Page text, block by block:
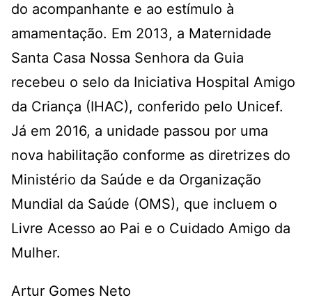
do acompanhante e ao estímulo à
amamentação. Em 2013, a Maternidade
Santa Casa Nossa Senhora da Guia
recebeu o selo da Iniciativa Hospital Amigo
da Criança (IHAC), conferido pelo Unicef.
Já em 2016, a unidade passou por uma
nova habilitação conforme as diretrizes do
Ministério da Saúde e da Organização
Mundial da Saúde (OMS), que incluem o
Livre Acesso ao Pai e o Cuidado Amigo da
Mulher.
Artur Gomes Neto